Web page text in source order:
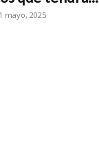
1 mayo, 2025